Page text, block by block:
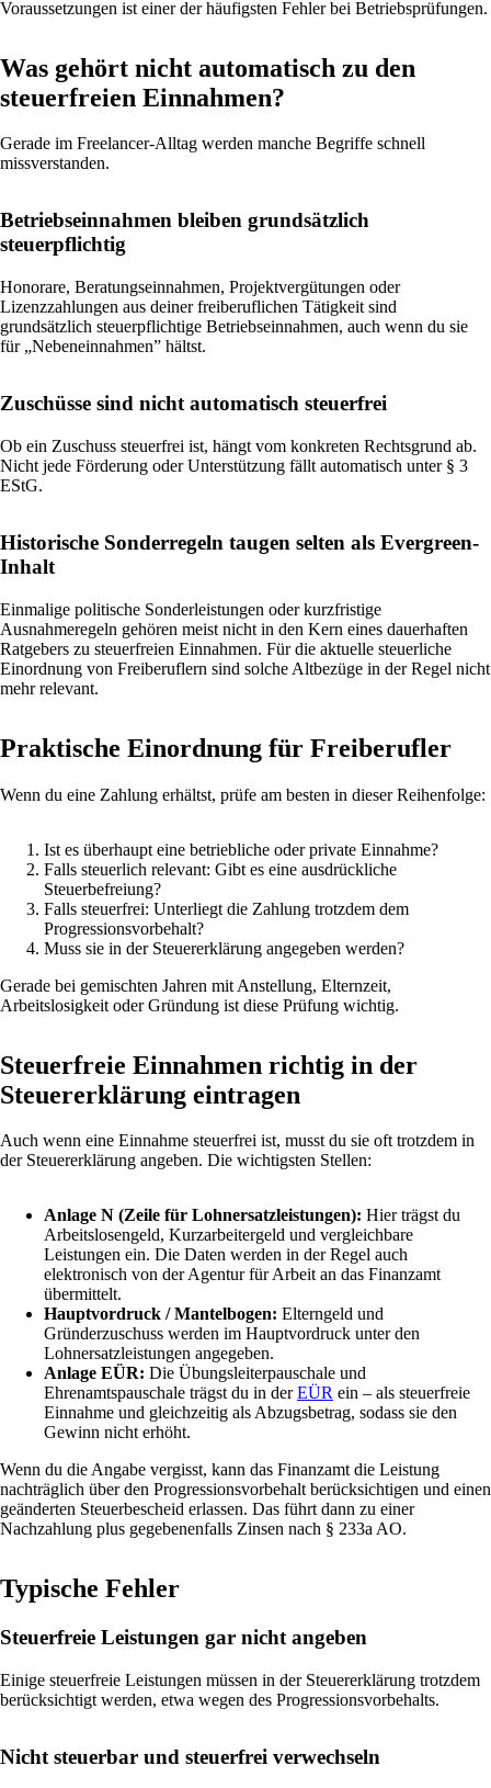
Voraussetzungen ist einer der häufigsten Fehler bei Betriebsprüfungen.
Was gehört nicht automatisch zu den
steuerfreien Einnahmen?
Gerade im Freelancer-Alltag werden manche Begriffe schnell
missverstanden.
Betriebseinnahmen bleiben grundsätzlich
steuerpflichtig
Honorare, Beratungseinnahmen, Projektvergütungen oder
Lizenzzahlungen aus deiner freiberuflichen Tätigkeit sind
grundsätzlich steuerpflichtige Betriebseinnahmen, auch wenn du sie
für „Nebeneinnahmen” hältst.
Zuschüsse sind nicht automatisch steuerfrei
Ob ein Zuschuss steuerfrei ist, hängt vom konkreten Rechtsgrund ab.
Nicht jede Förderung oder Unterstützung fällt automatisch unter § 3
EStG.
Historische Sonderregeln taugen selten als Evergreen-
Inhalt
Einmalige politische Sonderleistungen oder kurzfristige
Ausnahmeregeln gehören meist nicht in den Kern eines dauerhaften
Ratgebers zu steuerfreien Einnahmen. Für die aktuelle steuerliche
Einordnung von Freiberuflern sind solche Altbezüge in der Regel nicht
mehr relevant.
Praktische Einordnung für Freiberufler
Wenn du eine Zahlung erhältst, prüfe am besten in dieser Reihenfolge:
Ist es überhaupt eine betriebliche oder private Einnahme?
Falls steuerlich relevant: Gibt es eine ausdrückliche
Steuerbefreiung?
Falls steuerfrei: Unterliegt die Zahlung trotzdem dem
Progressionsvorbehalt?
Muss sie in der Steuererklärung angegeben werden?
Gerade bei gemischten Jahren mit Anstellung, Elternzeit,
Arbeitslosigkeit oder Gründung ist diese Prüfung wichtig.
Steuerfreie Einnahmen richtig in der
Steuererklärung eintragen
Auch wenn eine Einnahme steuerfrei ist, musst du sie oft trotzdem in
der Steuererklärung angeben. Die wichtigsten Stellen:
Anlage N (Zeile für Lohnersatzleistungen): Hier trägst du
Arbeitslosengeld, Kurzarbeitergeld und vergleichbare
Leistungen ein. Die Daten werden in der Regel auch
elektronisch von der Agentur für Arbeit an das Finanzamt
übermittelt.
Hauptvordruck / Mantelbogen: Elterngeld und
Gründerzuschuss werden im Hauptvordruck unter den
Lohnersatzleistungen angegeben.
Anlage EÜR: Die Übungsleiterpauschale und
Ehrenamtspauschale trägst du in derEÜR ein – als steuerfreie
Einnahme und gleichzeitig als Abzugsbetrag, sodass sie den
Gewinn nicht erhöht.
Wenn du die Angabe vergisst, kann das Finanzamt die Leistung
nachträglich über den Progressionsvorbehalt berücksichtigen und einen
geänderten Steuerbescheid erlassen. Das führt dann zu einer
Nachzahlung plus gegebenenfalls Zinsen nach § 233a AO.
Typische Fehler
Steuerfreie Leistungen gar nicht angeben
Einige steuerfreie Leistungen müssen in der Steuererklärung trotzdem
berücksichtigt werden, etwa wegen des Progressionsvorbehalts.
Nicht steuerbar und steuerfrei verwechseln